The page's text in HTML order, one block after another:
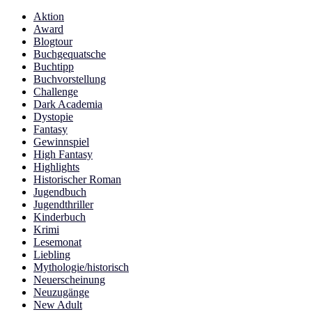
Aktion
Award
Blogtour
Buchgequatsche
Buchtipp
Buchvorstellung
Challenge
Dark Academia
Dystopie
Fantasy
Gewinnspiel
High Fantasy
Highlights
Historischer Roman
Jugendbuch
Jugendthriller
Kinderbuch
Krimi
Lesemonat
Liebling
Mythologie/historisch
Neuerscheinung
Neuzugänge
New Adult